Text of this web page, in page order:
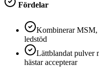
Fördelar
Kombinerar MSM,
ledstöd
Lättblandat pulver
hästar accepterar